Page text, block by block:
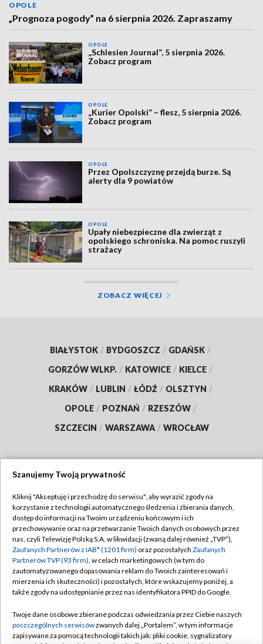
OPOLE
„Prognoza pogody” na 6 sierpnia 2026. Zapraszamy
OPOLE
„Schlesien Journal”, 5 sierpnia 2026.
Zobacz program
OPOLE
„Kurier Opolski” – flesz, 5 sierpnia 2026.
Zobacz program
OPOLE
Przez Opolszczyznę przejdą burze. Są
alerty dla 9 powiatów
OPOLE
Upały niebezpieczne dla zwierząt z
opolskiego schroniska. Na pomoc ruszyli
strażacy
ZOBACZ WIĘCEJ
BIAŁYSTOK / BYDGOSZCZ / GDAŃSK /
GORZÓW WLKP. / KATOWICE / KIELCE /
KRAKÓW / LUBLIN / ŁÓDŹ / OLSZTYN /
OPOLE / POZNAŃ / RZESZÓW /
SZCZECIN / WARSZAWA / WROCŁAW
TVP
Abonament TVP
Emisja w TVP
Centrum informacji TVP
Naziemna Telewizja Cyfrowa
Rada Programowa
Regulamin TVP
Polityka prywatności
Moje zgody
Pomoc
Kontakt
Szanujemy Twoją prywatność
Kliknij "Akceptuję i przechodzę do serwisu", aby wyrazić zgody na
korzystanie z technologii automatycznego śledzenia i zbierania danych,
dostęp do informacji na Twoim urządzeniu końcowym i ich
przechowywanie oraz na przetwarzanie Twoich danych osobowych przez
nas, czyli Telewizję Polską S.A. w likwidacji (zwaną dalej również „TVP”),
Zaufanych Partnerów z IAB* (1201 firm) oraz pozostałych Zaufanych
Partnerów TVP (93 firm), w celach marketingowych (w tym do
zautomatyzowanego dopasowania reklam do Twoich zainteresowań i
mierzenia ich skuteczności) i pozostałych, które wskazujemy poniżej, a
także zgody na udostępnianie przez nas identyfikatora PPID do Google.
Twoje dane osobowe zbierane podczas odwiedzania przez Ciebie naszych
poszczególnych serwisówzwanych dalej „Portalem”, w tym informacje
zapisywane za pomocą technologii takich jak: pliki cookie, sygnalizatory